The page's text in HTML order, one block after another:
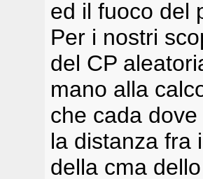
ed il fuoco del
Per i nostri
del CP
mano alla
che cada
la distanza fra
della cma